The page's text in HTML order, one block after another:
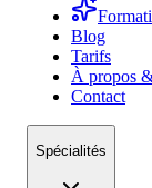
Blog
Tarifs
À propos
Contact
Spécialités